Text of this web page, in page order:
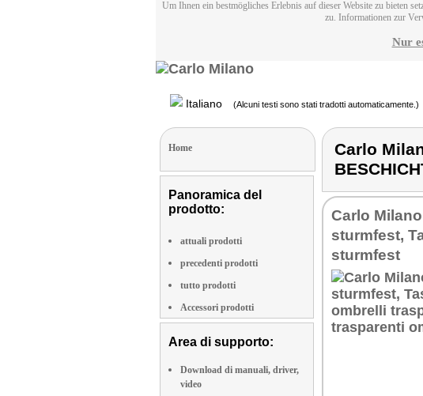
Um Ihnen ein bestmögliches Erlebnis auf dieser Website zu bieten
zu. Informationen zur
Nur
Italiano (Alcuni testi sono stati tradotti automaticamente.)
Home
Panoramica del
prodotto:
attuali prodotti
precedenti prodotti
tutto prodotti
Accessori prodotti
Area di supporto:
Download di manuali, driver,
video
Carlo
Carlo
sturmfest,
sturmfest